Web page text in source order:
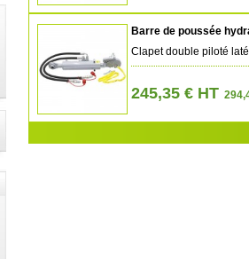
Barre de poussée
Clapet double piloté
245,35 € HT